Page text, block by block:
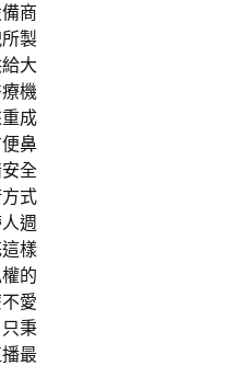
商
所製
大
機
成
鼻
全
式
人週
樣
的
愛
秉
最